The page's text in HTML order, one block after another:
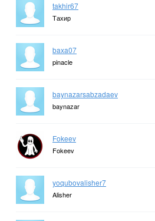
takhir67
Тахир
baxa07
pinacle
baynazarsabzadaev
baynazar
Fokeev
Fokeev
yoqubovalisher7
Alisher